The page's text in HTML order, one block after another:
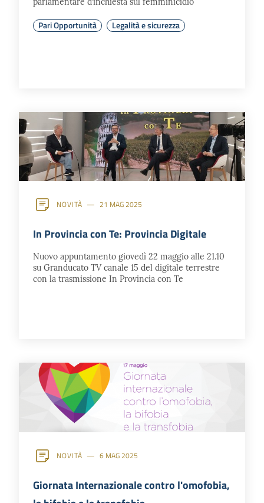
Pari Opportunità Legalità e sicurezza
NOVITÀ 21 MAG 2025
In Provincia con Te: Provincia Digitale
Nuovo appuntamento giovedì 22 maggio alle 21.10
su Granducato TV canale 15 del digitale terrestre
con la trasmissione In Provincia con Te
NOVITÀ 6 MAG 2025
Giornata Internazionale contro l'omofobia,